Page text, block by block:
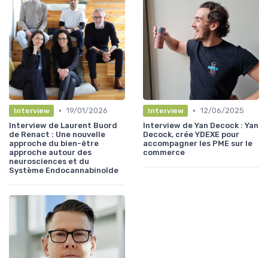
Interview • 19/01/2026
Interview de Laurent Buord
de Renact : Une nouvelle
approche du bien-être
approche autour des
neurosciences et du
Système Endocannabinoïde
Interview • 12/06/2025
Interview de Yan Decock : Yan
Decock, crée YDEXE pour
accompagner les PME sur le
commerce